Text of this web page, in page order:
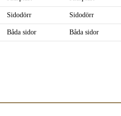
Sidodörr Sidodörr
Båda sidor Båda sidor